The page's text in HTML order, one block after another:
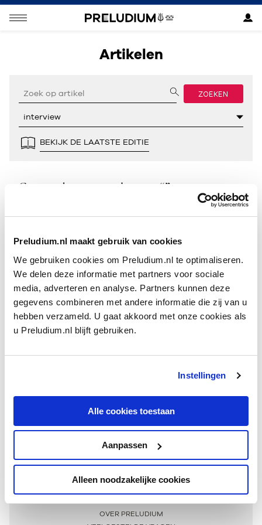
Preludium.nl maakt gebruik van cookies
We gebruiken cookies om Preludium.nl te optimaliseren.
We delen deze informatie met partners voor sociale
media, adverteren en analyse. Partners kunnen deze
gegevens combineren met andere informatie die zij van u
hebben verzameld. U gaat akkoord met onze cookies als
u Preludium.nl blijft gebruiken.
Instellingen
Alle cookies toestaan
Aanpassen
Alleen noodzakelijke cookies
Artikelen
ZOEKEN
BEKIJK DE LAATSTE EDITIE
Geen resultaten gevonden voor “”.
Meer informatie
OVER PRELUDIUM